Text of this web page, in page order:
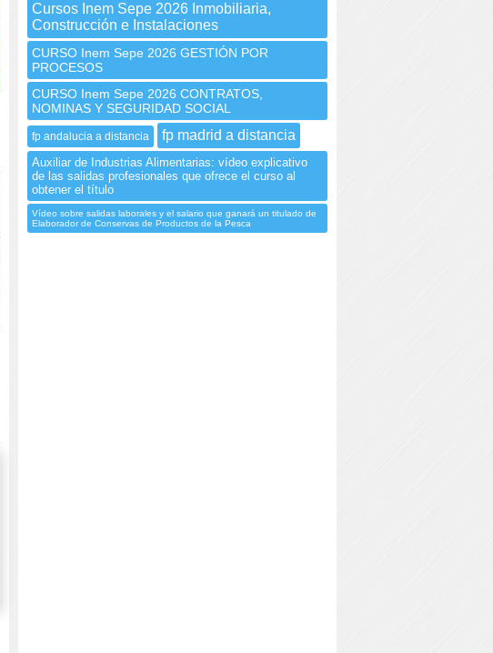
Cursos Inem Sepe 2026 Inmobiliaria,
Construcción e Instalaciones
CURSO Inem Sepe 2026 GESTIÓN POR
PROCESOS
CURSO Inem Sepe 2026 CONTRATOS,
NOMINAS Y SEGURIDAD SOCIAL
fp andalucia a distancia fp madrid a distancia
Auxiliar de Industrias Alimentarias: vídeo explicativo
de las salidas profesionales que ofrece el curso al
obtener el título
Vídeo sobre salidas laborales y el salario que ganará un titulado de
Elaborador de Conservas de Productos de la Pesca